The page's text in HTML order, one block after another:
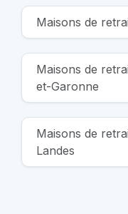
Maisons de
Maisons de
et-Garonne
Maisons de
Landes